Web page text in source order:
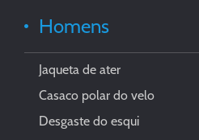
Homens
Jaqueta de ater
Casaco polar do velo
Desgaste do esqui